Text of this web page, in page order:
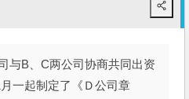
与B、C两公司协商共同出资
一起制定了《Ｄ公司章